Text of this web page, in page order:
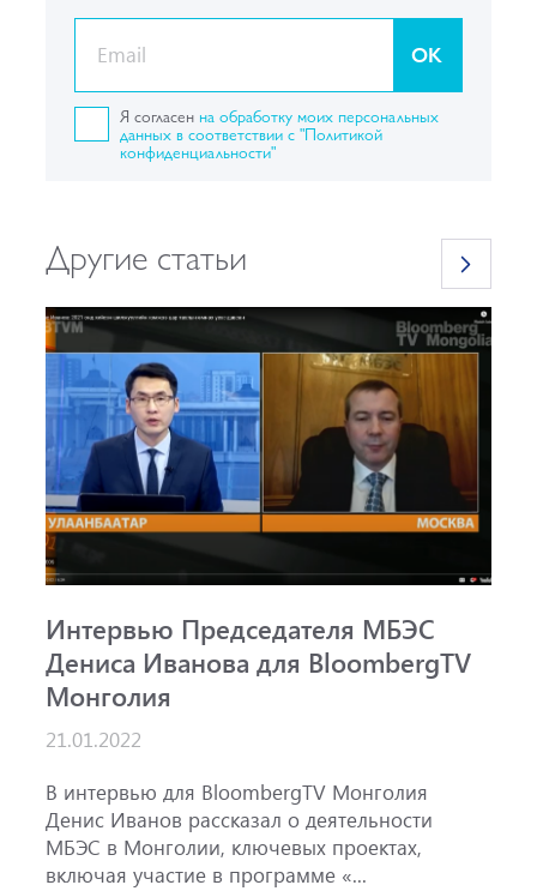
OK
Я согласен на обработку моих персональных
данных в соответствии с "Политикой
конфиденциальности"
Другие статьи
Интервью Председателя МБЭС
Дениса Иванова для BloombergTV
Монголия
21.01.2022
В интервью для BloombergTV Монголия
Денис Иванов рассказал о деятельности
МБЭС в Монголии, ключевых проектах,
включая участие в программе «...